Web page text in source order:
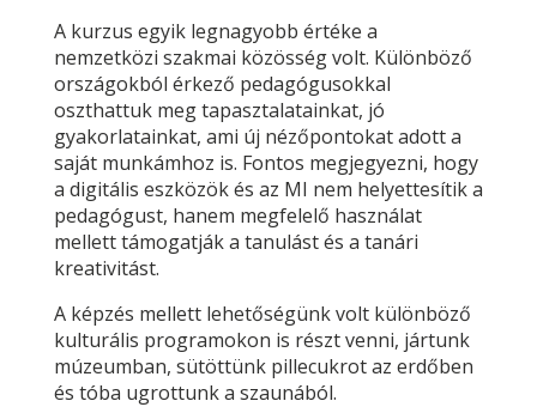
A kurzus egyik legnagyobb értéke a
nemzetközi szakmai közösség volt. Különböző
országokból érkező pedagógusokkal
oszthattuk meg tapasztalatainkat, jó
gyakorlatainkat, ami új nézőpontokat adott a
saját munkámhoz is. Fontos megjegyezni, hogy
a digitális eszközök és az MI nem helyettesítik a
pedagógust, hanem megfelelő használat
mellett támogatják a tanulást és a tanári
kreativitást.
A képzés mellett lehetőségünk volt különböző
kulturális programokon is részt venni, jártunk
múzeumban, sütöttünk pillecukrot az erdőben
és tóba ugrottunk a szaunából.